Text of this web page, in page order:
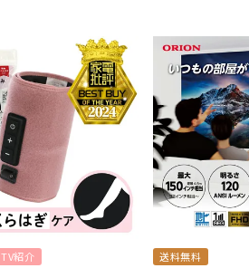
TV紹介 送料無料